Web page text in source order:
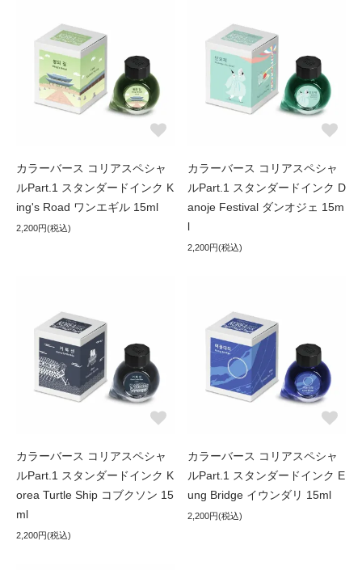
カラーバース コリアスペシャ
ルPart.1 スタンダードインク K
ing's Road ワンエギル 15ml
2,200円(税込)
カラーバース コリアスペシャ
ルPart.1 スタンダードインク D
anoje Festival ダンオジェ 15m
l
2,200円(税込)
カラーバース コリアスペシャ
ルPart.1 スタンダードインク K
orea Turtle Ship コブクソン 15
ml
2,200円(税込)
カラーバース コリアスペシャ
ルPart.1 スタンダードインク E
ung Bridge イウンダリ 15ml
2,200円(税込)